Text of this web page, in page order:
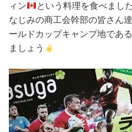
ィン
という料理を食べまし
なじみの商工会幹部の皆さん
ールドカップキャンプ地であ
ましょう